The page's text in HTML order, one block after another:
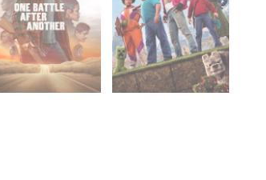
Aula - B 1.14a -
Furtwangen
MSL I 0.07
- Furtwangen